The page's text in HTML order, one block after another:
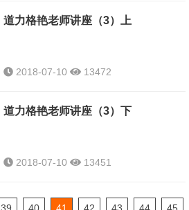
道力格艳老师讲座（3）上
2018-07-10 13472
道力格艳老师讲座（3）下
2018-07-10 13451